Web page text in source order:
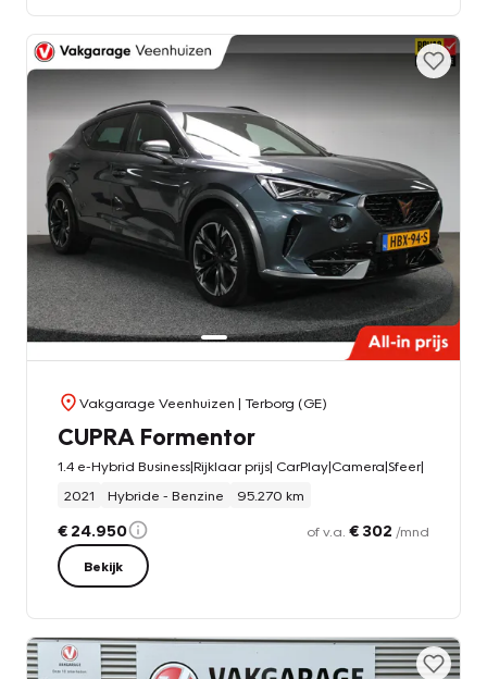
Vakgarage Veenhuizen | Terborg (GE)
CUPRA Formentor
1.4 e-Hybrid Business|Rijklaar prijs| CarPlay|Camera|Sfeer|
2021
Hybride - Benzine 95.270 km
€ 24.950 of v.a. € 302 /mnd
Bekijk